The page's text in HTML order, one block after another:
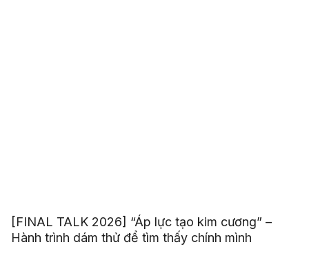
[FINAL TALK 2026] “Áp lực tạo kim cương” –
Hành trình dám thử để tìm thấy chính mình